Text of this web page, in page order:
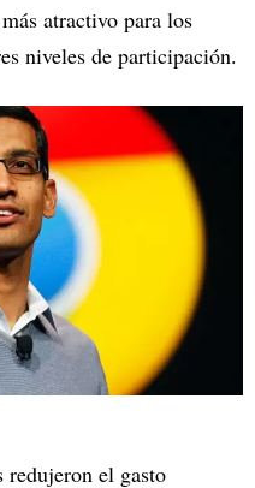
atractivo para los
niveles de participación.
el gasto